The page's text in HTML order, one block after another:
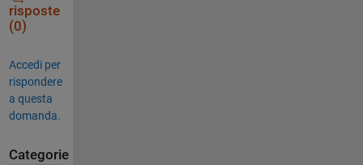
risposte
(0)
Accedi per
rispondere
a questa
domanda.
Categorie